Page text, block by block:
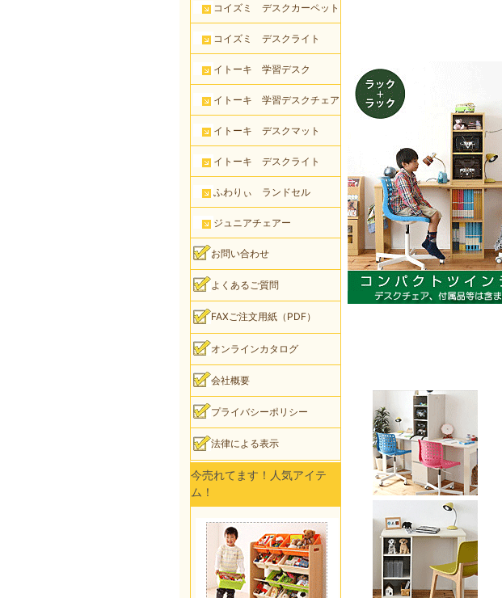
コイズミ デスクカーペット
コイズミ デスクライト
イトーキ 学習デスク
イトーキ 学習デスクチェア
イトーキ デスクマット
イトーキ デスクライト
ふわりぃ ランドセル
ジュニアチェアー
お問い合わせ
よくあるご質問
FAXご注文用紙（PDF）
オンラインカタログ
会社概要
プライバシーポリシー
法律による表示
今売れてます！人気アイテ
ム！